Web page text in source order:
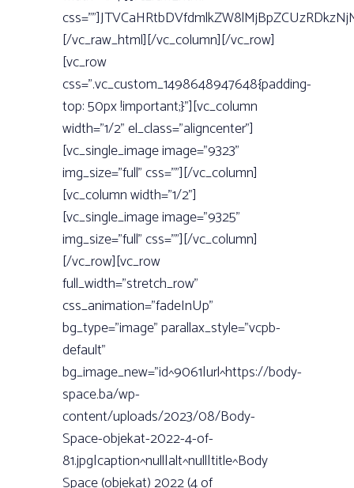
[/vc_raw_html][/vc_column][/vc_row]
[vc_row
css=”.vc_custom_1498648947648{padding-
top: 50px !important;}”][vc_column
width=”1/2” el_class=”aligncenter”]
[vc_single_image image=”9323”
img_size=”full” css=””][/vc_column]
[vc_column width=”1/2”]
[vc_single_image image=”9325”
img_size=”full” css=””][/vc_column]
[/vc_row][vc_row
full_width=”stretch_row”
css_animation=”fadeInUp”
bg_type=”image” parallax_style=”vcpb-
default”
bg_image_new=”id^9061|url^https://body-
space.ba/wp-
content/uploads/2023/08/Body-
Space-objekat-2022-4-of-
81.jpg|caption^null|alt^null|title^Body
Space (objekat) 2022 (4 of